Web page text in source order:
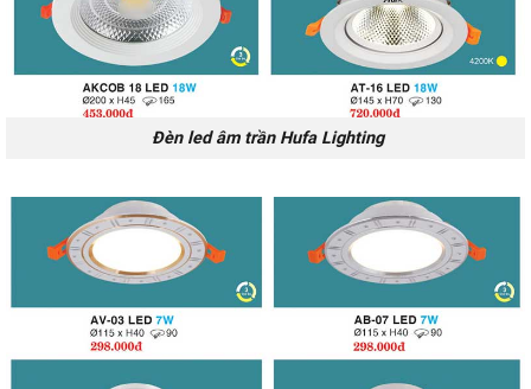
Đèn led âm trần Hufa Lighting